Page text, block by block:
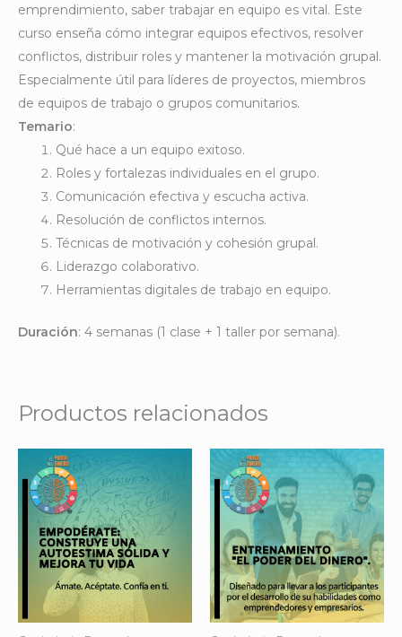
emprendimiento, saber trabajar en equipo es vital. Este
curso enseña cómo integrar equipos efectivos, resolver
conflictos, distribuir roles y mantener la motivación grupal.
Especialmente útil para líderes de proyectos, miembros
de equipos de trabajo o grupos comunitarios.
Temario:
Qué hace a un equipo exitoso.
Roles y fortalezas individuales en el grupo.
Comunicación efectiva y escucha activa.
Resolución de conflictos internos.
Técnicas de motivación y cohesión grupal.
Liderazgo colaborativo.
Herramientas digitales de trabajo en equipo.
Duración: 4 semanas (1 clase + 1 taller por semana).
Productos relacionados